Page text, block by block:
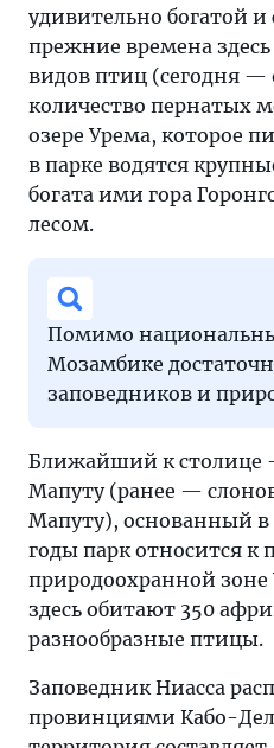
удивительно богатой
прежние времена
видов птиц (сегодня —
количество пернатых
озере Урема, которое
в парке водятся
богата ими гора
лесом.
Помимо
Мозамбике
заповедников и
Ближайший к столице
Мапуту (ранее —
Мапуту), основанный в
годы парк относится к
природоохранной
здесь обитают 350
разнообразные птицы.
Заповедник Ниасса
провинциями Кабо-